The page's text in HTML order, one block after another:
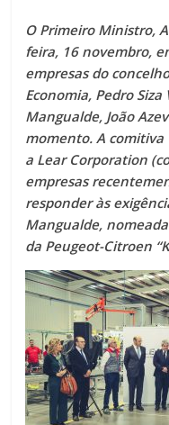
O Primeiro Ministro,
feira, 16 novembro,
empresas do
Economia, Pedro
Mangualde, João
momento. A comitiva
a Lear Corporation
empresas
responder às
Mangualde,
da Peugeot-Citroen